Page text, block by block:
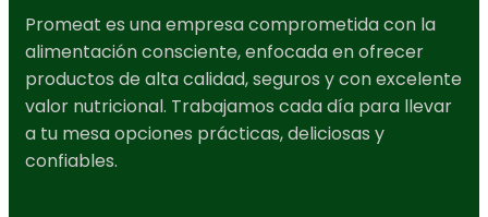
Promeat es una empresa comprometida con la
alimentación consciente, enfocada en ofrecer
productos de alta calidad, seguros y con excelente
valor nutricional. Trabajamos cada día para llevar
a tu mesa opciones prácticas, deliciosas y
confiables.